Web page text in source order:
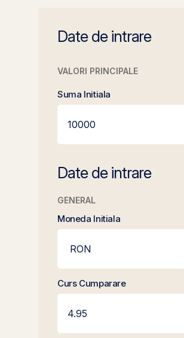
Date de intrare
VALORI PRINCIPALE
Suma Initiala
Date de intrare
GENERAL
Moneda Initiala
Curs Cumparare